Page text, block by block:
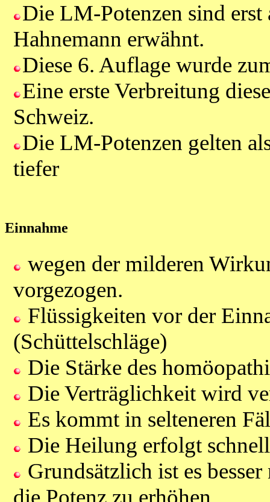
Die LM-Potenzen sind
Hahnemann erwähnt.
Diese 6. Auflage wurde
Eine erste Verbreitung
Schweiz.
Die LM-Potenzen gelten
tiefer
Einnahme
wegen der milderen
vorgezogen.
Flüssigkeiten vor der
(Schüttelschläge)
Die Stärke des
Die Verträglichkeit wird
Es kommt in selteneren
Die Heilung erfolgt
Grundsätzlich ist es
die Potenz zu erhöhen